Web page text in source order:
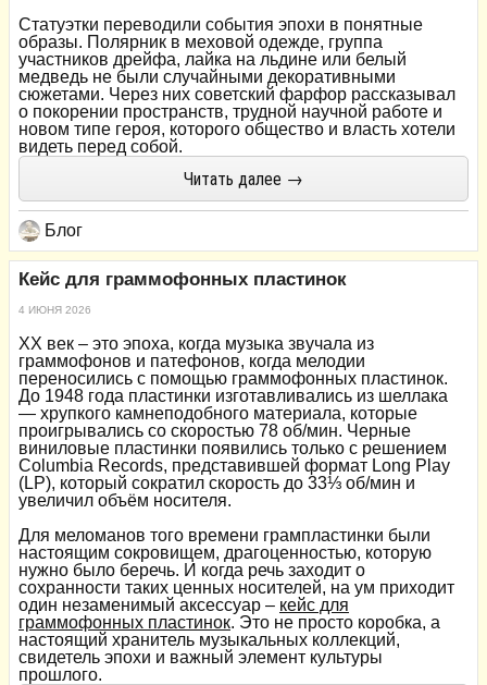
Статуэтки переводили события эпохи в понятные
образы. Полярник в меховой одежде, группа
участников дрейфа, лайка на льдине или белый
медведь не были случайными декоративными
сюжетами. Через них советский фарфор рассказывал
о покорении пространств, трудной научной работе и
новом типе героя, которого общество и власть хотели
видеть перед собой.
Читать далее →
Блог
Кейс для граммофонных пластинок
4 ИЮНЯ 2026
XX век – это эпоха, когда музыка звучала из
граммофонов и патефонов, когда мелодии
переносились с помощью граммофонных пластинок.
До 1948 года пластинки изготавливались из шеллака
— хрупкого камнеподобного материала, которые
проигрывались со скоростью 78 об/мин. Черные
виниловые пластинки появились только с решением
Columbia Records, представившей формат Long Play
(LP), который сократил скорость до 33⅓ об/мин и
увеличил объём носителя.
Для меломанов того времени грампластинки были
настоящим сокровищем, драгоценностью, которую
нужно было беречь. И когда речь заходит о
сохранности таких ценных носителей, на ум приходит
один незаменимый аксессуар – кейс для
граммофонных пластинок. Это не просто коробка, а
настоящий хранитель музыкальных коллекций,
свидетель эпохи и важный элемент культуры
прошлого.